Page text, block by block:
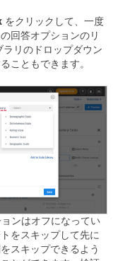
をクリックして、一度
回答オプションのリ
リのドロップダウン
こともできます。
ンはオフになってい
をスキップして先に
スキップできるよう